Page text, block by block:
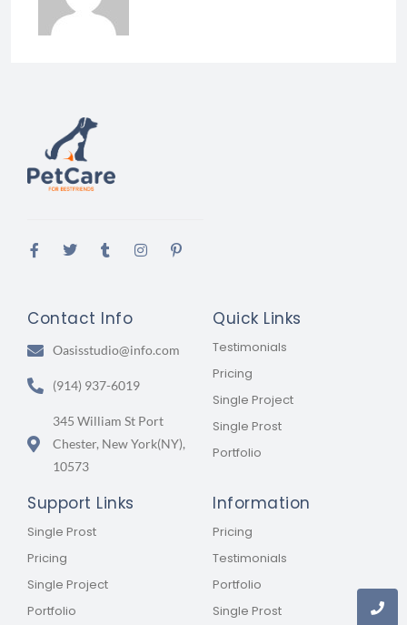
Contact Info
Oasisstudio@info.com
(914) 937-6019
345 William St Port
Chester, New York(NY),
10573
Quick Links
Testimonials
Pricing
Single Project
Single Prost
Portfolio
Support Links
Single Prost
Pricing
Single Project
Portfolio
Information
Pricing
Testimonials
Portfolio
Single Prost